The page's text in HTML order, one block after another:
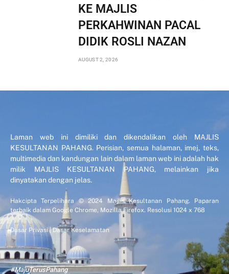
KE MAJLIS
PERKAHWINAN PACAL
DIDIK ROSLI NAZAN
AUGUST 2, 2026
Laman web ini dimiliki dan dikendalikan oleh MAJLIS
KESULTANAN PAHANG. Perisian, semua halaman, imej, teks,
multimedia dan kandungan lain dalam laman web ini adalah hak
milik MAJLIS KESULTANAN PAHANG, melainkan jika
dinyatakan dengan jelas.
Hakcipta Terpelihara © 2024 Majlis Kesultanan Pahang. Paparan
terbaik dalam Google Chrome, Mozilla Firefox. Resolusi 1024 x 768
Dasar Privasi|Dasar Keselamatan
#MajuTerusPahang